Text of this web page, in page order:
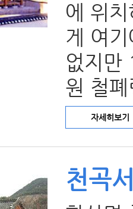
에 위
게 여
없지만
원 철
자세히보기
천곡